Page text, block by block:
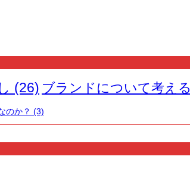
(26) ブランドについて考える
のか？ (3)